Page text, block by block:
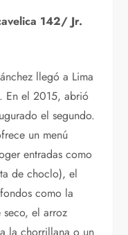
142/ Jr.
llegó a Lima
En el 2015, abrió
el segundo.
un menú
entradas como
de choclo), el
como la
seco, el arroz
la chorrillana o un